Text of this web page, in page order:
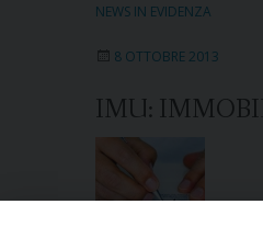
NEWS IN EVIDENZA
8 OTTOBRE 2013
IMU: